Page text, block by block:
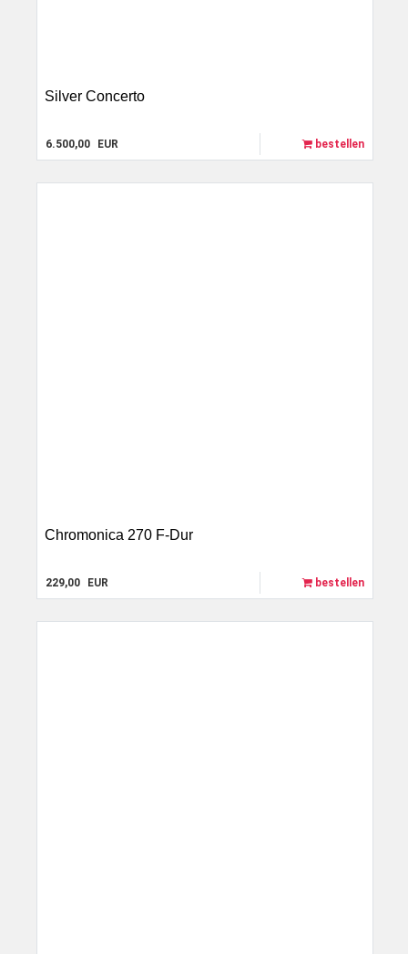
Silver Concerto
6.500,00 EUR bestellen
Chromonica 270 F-Dur
229,00 EUR bestellen